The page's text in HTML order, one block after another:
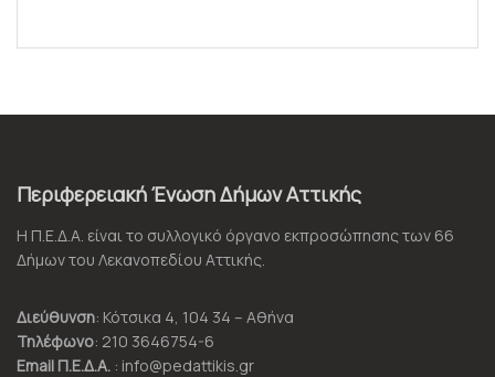
Περιφερειακή Ένωση Δήμων Αττικής
Η Π.Ε.Δ.Α. είναι το συλλογικό όργανο εκπροσώπησης των 66
Δήμων του Λεκανοπεδίου Αττικής.
Διεύθυνση: Κότσικα 4, 104 34 – Αθήνα
Τηλέφωνο: 210 3646754-6
Email Π.Ε.Δ.Α. : info@pedattikis.gr